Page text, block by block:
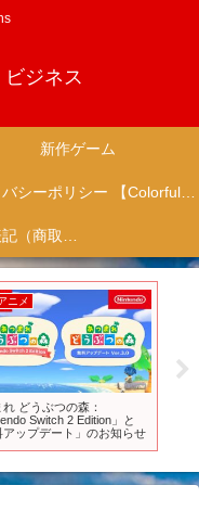
ビジネス
新作ゲーム
プライバシーポリシー 【Colorful Creation】
特定商取引法に基づく表記（商取引に関する開示）
ニメ
どうぶつの森：
Switch 2 Edition」と
アップデート」のお知らせ